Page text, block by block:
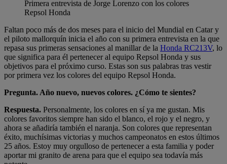
Primera entrevista de Jorge Lorenzo con los colores
Repsol Honda
Faltan poco más de dos meses para el inicio del Mundial en Catar y
el piloto mallorquín inicia el año con su primera entrevista en la que
repasa sus primeras sensaciones al manillar de la Honda RC213V, lo
que significa para él pertenecer al equipo Repsol Honda y sus
objetivos para el próximo curso. Estas son sus palabras tras vestir
por primera vez los colores del equipo Repsol Honda.
Pregunta. Año nuevo, nuevos colores. ¿Cómo te sientes?
Respuesta. Personalmente, los colores en sí ya me gustan. Mis
colores favoritos siempre han sido el blanco, el rojo y el negro, y
ahora se añadiría también el naranja. Son colores que representan
éxito, muchísimas victorias y muchos campeonatos en estos últimos
25 años. Estoy muy orgulloso de pertenecer a esta familia y poder
aportar mi granito de arena para que el equipo sea todavía más